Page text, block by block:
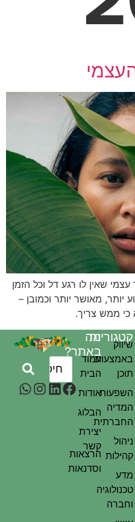
שאין לו רגע דל וכל הזמן
יותר, מאושר יותר וכמובן –
כי ממש צריך.
מה
באתר?
עמוד
הבית
אודות
הבלוג
יצירת
קשר
הרצאות
וסדנאות
קטגוריות
שיווק
באמצעות
תוכן
השפעות
המדיה
החברתית
ניהול
קהילות
מדע
טכנולוגיה
וחברה